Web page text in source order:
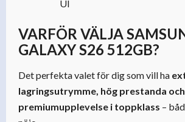
UI
VARFÖR VÄLJA
GALAXY S26 512GB?
Det perfekta valet för dig som vill ha
lagringsutrymme, hög prestanda
premiumupplevelse i toppklass –